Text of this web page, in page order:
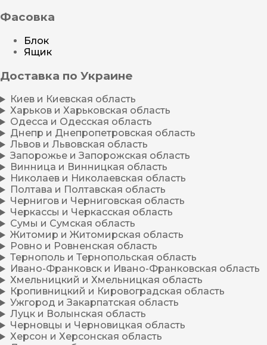
Фасовка
Блок
Ящик
Доставка по Украине
Киев и Киевская область
Харьков и Харьковская область
Одесса и Одесская область
Днепр и Днепропетровская область
Львов и Львовская область
Запорожье и Запорожская область
Винница и Винницкая область
Николаев и Николаевская область
Полтава и Полтавская область
Чернигов и Черниговская область
Черкассы и Черкасская область
Сумы и Сумская область
Житомир и Житомирская область
Ровно и Ровненская область
Тернополь и Тернопольская область
Ивано-Франковск и Ивано-Франковская область
Хмельницкий и Хмельницкая область
Кропивницкий и Кировоградская область
Ужгород и Закарпатская область
Луцк и Волынская область
Черновцы и Черновицкая область
Херсон и Херсонская область